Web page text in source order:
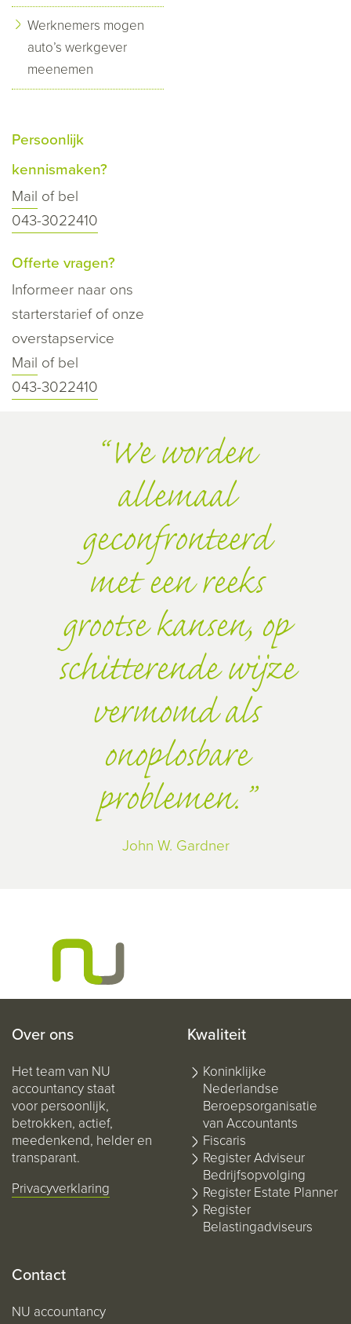
Werknemers mogen
auto’s werkgever
meenemen
Persoonlijk
kennismaken?
Mail of bel
043-3022410
Offerte vragen?
Informeer naar ons
starterstarief of onze
overstapservice
Mail of bel
043-3022410
We worden
allemaal
geconfronteerd
met een reeks
grootse kansen, op
schitterende wijze
vermomd als
onoplosbare
problemen.
John W. Gardner
Over ons
Het team van NU
accountancy staat
voor persoonlijk,
betrokken, actief,
meedenkend, helder en
transparant.
Privacyverklaring
Kwaliteit
Koninklijke
Nederlandse
Beroepsorganisatie
van Accountants
Fiscaris
Register Adviseur
Bedrijfsopvolging
Register Estate Planner
Register
Belastingadviseurs
Contact
NU accountancy